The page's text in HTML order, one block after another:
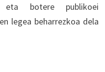
botere publikoei
legea beharrezkoa dela